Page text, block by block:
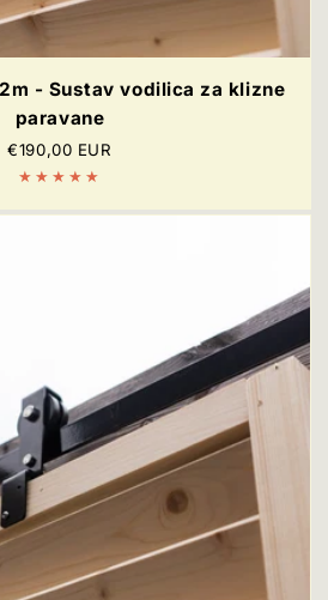
- Sustav vodilica za klizne
paravane
Redovna
cijena
€190,00 EUR